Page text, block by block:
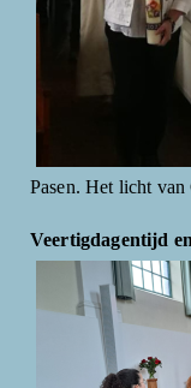
Pasen. Het licht
Veertigdagentijd